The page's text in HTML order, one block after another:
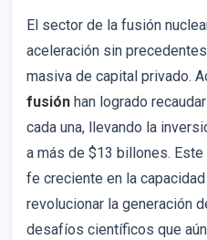
El sector de la fusión
aceleración sin
masiva de capital privado.
fusión han logrado
cada una, llevando la
a más de $13 billones.
fe creciente en la
revolucionar la generación
desafíos científicos que